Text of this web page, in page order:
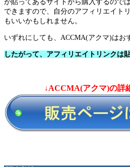
が貼ってあるサイトから購入するので
できますので、自分のアフィリエイト
もいいかもしれません。
いずれにしても、ACCMA(アクマ)はお
したがって、アフィリエイトリンクは
↓ACCMA(アクマ)の詳